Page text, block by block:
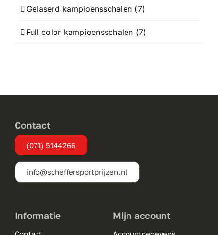
Gelaserd kampioensschalen (7)
Full color kampioensschalen (7)
Contact
(071) 5144266
info@scheffersportprijzen.nl
Informatie Mijn account